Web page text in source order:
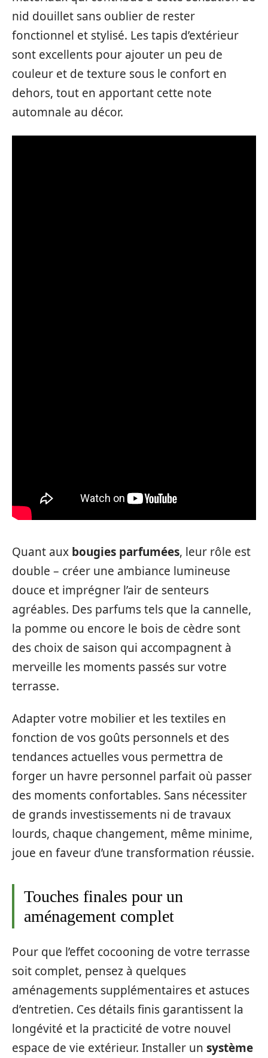
nid douillet sans oublier de rester
fonctionnel et stylisé. Les tapis d’extérieur
sont excellents pour ajouter un peu de
couleur et de texture sous le confort en
dehors, tout en apportant cette note
automnale au décor.
Quant aux bougies parfumées, leur rôle est
double – créer une ambiance lumineuse
douce et imprégner l’air de senteurs
agréables. Des parfums tels que la cannelle,
la pomme ou encore le bois de cèdre sont
des choix de saison qui accompagnent à
merveille les moments passés sur votre
terrasse.
Adapter votre mobilier et les textiles en
fonction de vos goûts personnels et des
tendances actuelles vous permettra de
forger un havre personnel parfait où passer
des moments confortables. Sans nécessiter
de grands investissements ni de travaux
lourds, chaque changement, même minime,
joue en faveur d’une transformation réussie.
Touches finales pour un
aménagement complet
Pour que l’effet cocooning de votre terrasse
soit complet, pensez à quelques
aménagements supplémentaires et astuces
d’entretien. Ces détails finis garantissent la
longévité et la practicité de votre nouvel
espace de vie extérieur. Installer un système